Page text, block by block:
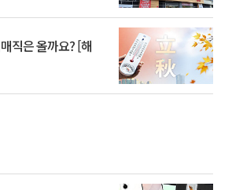
직은 올까요? [해